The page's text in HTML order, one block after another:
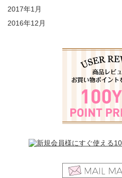
2017年1月
2016年12月